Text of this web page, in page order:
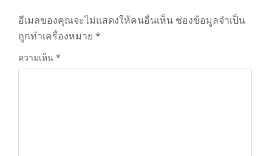
อีเมลของคุณจะไม่แสดงให้คนอื่นเห็น ช่องข้อมูลจำเป็น
ถูกทำเครื่องหมาย *
ความเห็น *